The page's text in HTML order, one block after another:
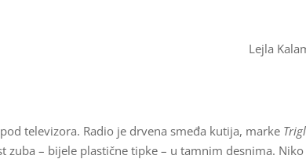
Lejla
televizora. Radio je drvena smeđa kutija, marke
zuba – bijele plastične tipke – u tamnim desnima. Niko